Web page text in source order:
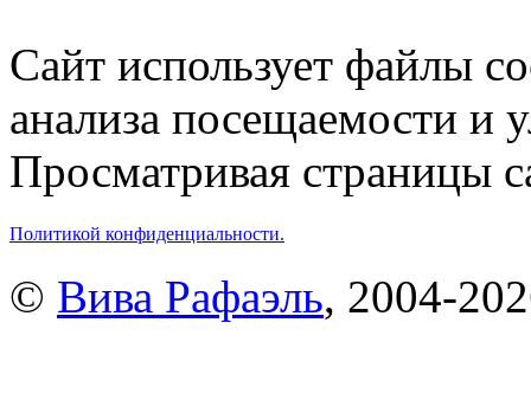
Сайт использует файлы
анализа посещаемости и
Просматривая страницы
Политикой конфиденциальности.
© Вива Рафаэль, 2004-